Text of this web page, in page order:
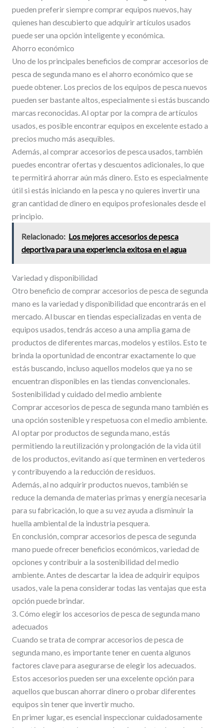
pueden preferir siempre comprar equipos nuevos, hay
quienes han descubierto que adquirir artículos usados
puede ser una opción inteligente y económica.
Ahorro económico
Uno de los principales beneficios de comprar accesorios de
pesca de segunda mano es el ahorro económico que se
puede obtener. Los precios de los equipos de pesca nuevos
pueden ser bastante altos, especialmente si estás buscando
marcas reconocidas. Al optar por la compra de artículos
usados, es posible encontrar equipos en excelente estado a
precios mucho más asequibles.
Además, al comprar accesorios de pesca usados, también
puedes encontrar ofertas y descuentos adicionales, lo que
te permitirá ahorrar aún más dinero. Esto es especialmente
útil si estás iniciando en la pesca y no quieres invertir una
gran cantidad de dinero en equipos profesionales desde el
principio.
Relacionado: Los mejores accesorios de pesca
deportiva para una experiencia exitosa en el agua
Variedad y disponibilidad
Otro beneficio de comprar accesorios de pesca de segunda
mano es la variedad y disponibilidad que encontrarás en el
mercado. Al buscar en tiendas especializadas en venta de
equipos usados, tendrás acceso a una amplia gama de
productos de diferentes marcas, modelos y estilos. Esto te
brinda la oportunidad de encontrar exactamente lo que
estás buscando, incluso aquellos modelos que ya no se
encuentran disponibles en las tiendas convencionales.
Sostenibilidad y cuidado del medio ambiente
Comprar accesorios de pesca de segunda mano también es
una opción sostenible y respetuosa con el medio ambiente.
Al optar por productos de segunda mano, estás
permitiendo la reutilización y prolongación de la vida útil
de los productos, evitando así que terminen en vertederos
y contribuyendo a la reducción de residuos.
Además, al no adquirir productos nuevos, también se
reduce la demanda de materias primas y energía necesaria
para su fabricación, lo que a su vez ayuda a disminuir la
huella ambiental de la industria pesquera.
En conclusión, comprar accesorios de pesca de segunda
mano puede ofrecer beneficios económicos, variedad de
opciones y contribuir a la sostenibilidad del medio
ambiente. Antes de descartar la idea de adquirir equipos
usados, vale la pena considerar todas las ventajas que esta
opción puede brindar.
3. Cómo elegir los accesorios de pesca de segunda mano
adecuados
Cuando se trata de comprar accesorios de pesca de
segunda mano, es importante tener en cuenta algunos
factores clave para asegurarse de elegir los adecuados.
Estos accesorios pueden ser una excelente opción para
aquellos que buscan ahorrar dinero o probar diferentes
equipos sin tener que invertir mucho.
En primer lugar, es esencial inspeccionar cuidadosamente